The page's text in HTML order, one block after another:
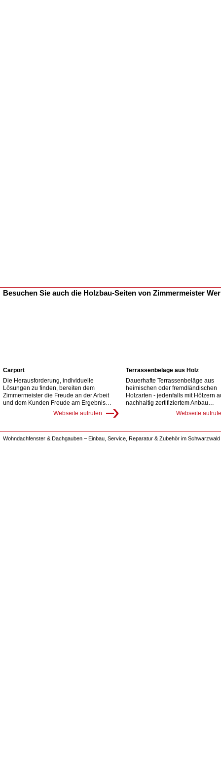
Besuchen Sie auch die Holzbau-Seiten von Zimmermeister
Carport
Die Herausforderung, individuelle
Lösungen zu finden, bereiten dem
Zimmermeister die Freude an der Arbeit
und dem Kunden Freude am Ergebnis…
Webseite aufrufen
Terrassenbeläge aus Holz
Dauerhafte Terrassenbeläge aus
heimischen oder fremdländischen
Holzarten - jedenfalls mit Hölzern
nachhaltig zertifiziertem Anbau…
Webseite
Wohndachfenster & Dachgauben – Einbau, Service, Reparatur & Zubehör im